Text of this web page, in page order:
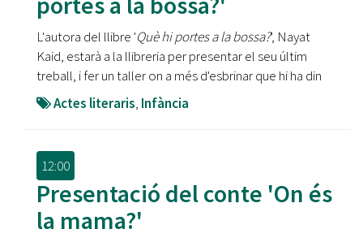
L'autora del llibre 'Què hi portes a la bossa?', Nayat
Kaid, estarà a la llibreria per presentar el seu últim
treball, i fer un taller on a més d'esbrinar que hi ha din
Actes literaris, Infància
12:00
Presentació del conte 'On és
la mama?'